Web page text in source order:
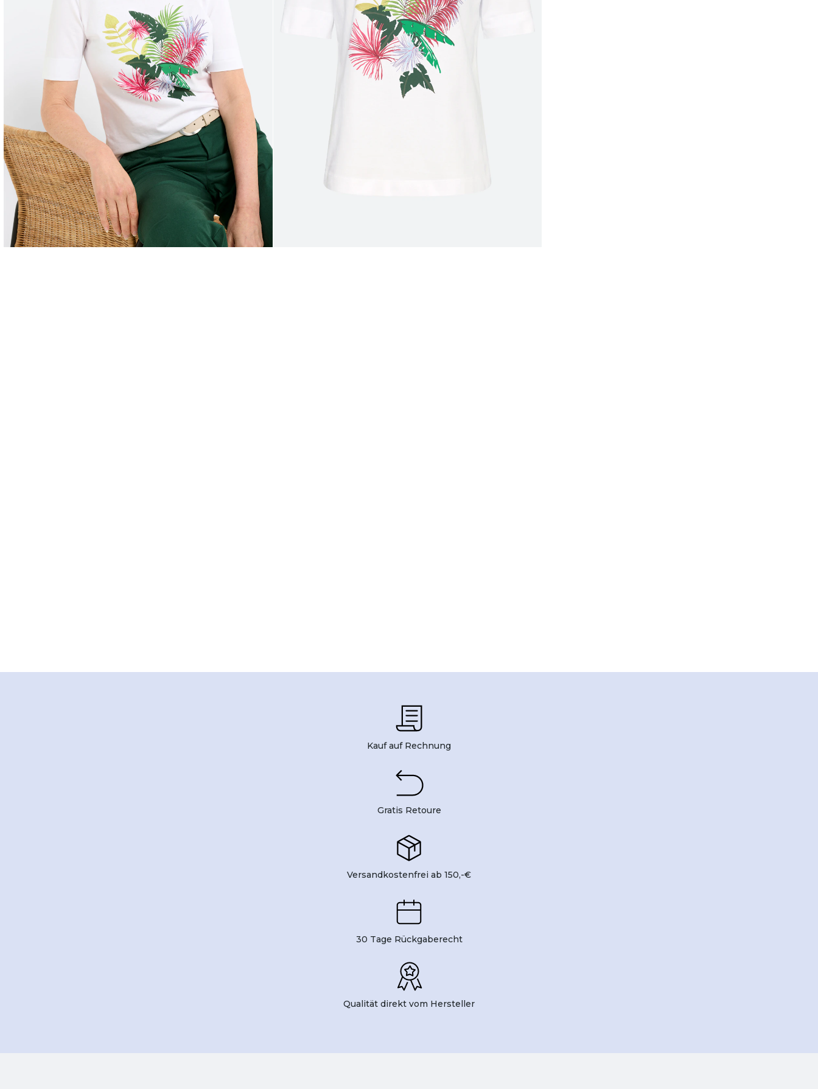
Kauf auf Rechnung
Gratis Retoure
Versandkostenfrei ab 150,-€
30 Tage Rückgaberecht
Qualität direkt vom Hersteller